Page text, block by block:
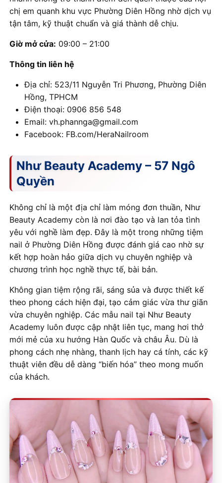
chị em quanh khu vực Phường Diên Hồng nhờ dịch vụ
tận tâm, kỹ thuật chuẩn và giá thành dễ chịu.
Giờ mở cửa: 09:00 – 21:00
Thông tin liên hệ
Địa chỉ: 523/11 Nguyễn Tri Phương, Phường Diên
Hồng, TPHCM
Điện thoại: 0906 856 548
Email: vh.phannga@gmail.com
Facebook: FB.com/HeraNailroom
Như Beauty Academy – 57 Ngô
Quyền
Không chỉ là một địa chỉ làm móng đơn thuần, Như
Beauty Academy còn là nơi đào tạo và lan tỏa tình
yêu với nghề làm đẹp. Đây là một trong những tiệm
nail ở Phường Diên Hồng được đánh giá cao nhờ sự
kết hợp hoàn hảo giữa dịch vụ chuyên nghiệp và
chương trình học nghề thực tế, bài bản.
Không gian tiệm rộng rãi, sáng sủa và được thiết kế
theo phong cách hiện đại, tạo cảm giác vừa thư giãn
vừa chuyên nghiệp. Các mẫu nail tại Như Beauty
Academy luôn được cập nhật liên tục, mang hơi thở
mới mẻ của xu hướng Hàn Quốc và châu Âu. Dù là
phong cách nhẹ nhàng, thanh lịch hay cá tính, các kỹ
thuật viên đều dễ dàng “biến hóa” theo mong muốn
của khách.